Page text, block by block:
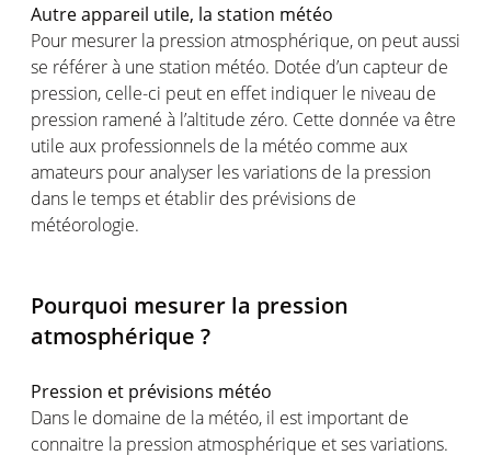
Autre appareil utile, la station météo
Pour mesurer la pression atmosphérique, on peut aussi
se référer à une station météo. Dotée d’un capteur de
pression, celle-ci peut en effet indiquer le niveau de
pression ramené à l’altitude zéro. Cette donnée va être
utile aux professionnels de la météo comme aux
amateurs pour analyser les variations de la pression
dans le temps et établir des prévisions de
météorologie.
Pourquoi mesurer la pression
atmosphérique ?
Pression et prévisions météo
Dans le domaine de la météo, il est important de
connaitre la pression atmosphérique et ses variations.